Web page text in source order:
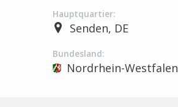
Hauptquartier:
Senden, DE
Bundesland:
Nordrhein-Westfalen